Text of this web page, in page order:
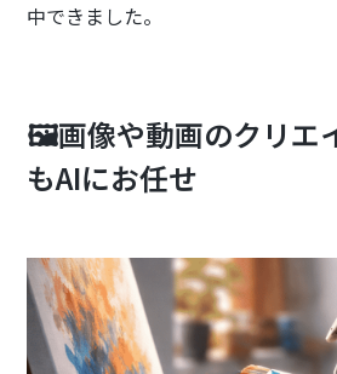
中できました。
🖼️画像や動画のクリエ
もAIにお任せ